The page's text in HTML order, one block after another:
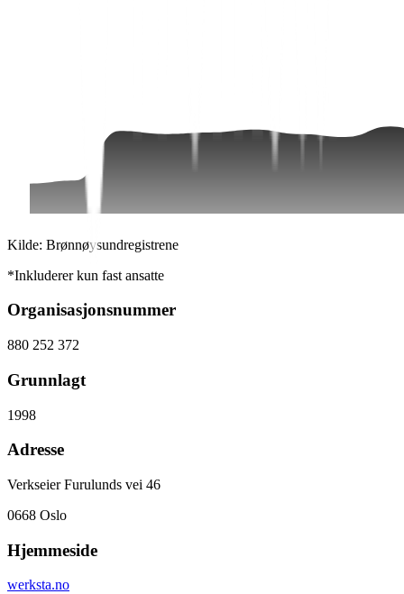
Kilde: Brønnøysundregistrene
*Inkluderer kun fast ansatte
Organisasjonsnummer
880 252 372
Grunnlagt
1998
Adresse
Verkseier Furulunds vei 46
0668 Oslo
Hjemmeside
werksta.no